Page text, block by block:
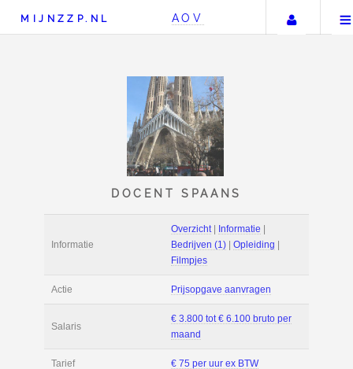
MIJNZZP.NL AOV Uw
DOCENT SPAANS
Overzicht
Filmpjes